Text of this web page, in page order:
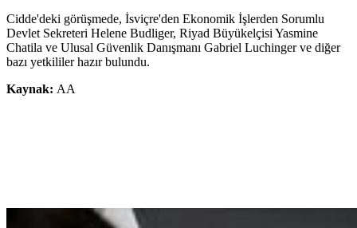
Cidde'deki görüşmede, İsviçre'den Ekonomik İşlerden Sorumlu
Devlet Sekreteri Helene Budliger, Riyad Büyükelçisi Yasmine
Chatila ve Ulusal Güvenlik Danışmanı Gabriel Luchinger ve diğer
bazı yetkililer hazır bulundu.
Kaynak: AA